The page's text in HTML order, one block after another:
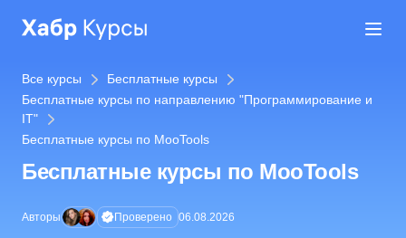
Все курсы
Бесплатные курсы
Бесплатные курсы по направлению "Программирование и
IT"
Бесплатные курсы по MooTools
Бесплатные курсы по MooTools
Авторы Проверено 06.08.2026